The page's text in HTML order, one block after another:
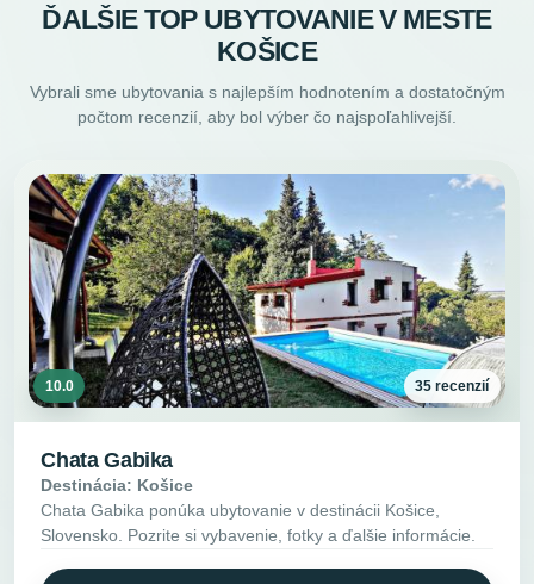
ĎALŠIE TOP UBYTOVANIE V MESTE
KOŠICE
Vybrali sme ubytovania s najlepším hodnotením a dostatočným
počtom recenzií, aby bol výber čo najspoľahlivejší.
10.0 35 recenzií
Chata Gabika
Destinácia: Košice
Chata Gabika ponúka ubytovanie v destinácii Košice,
Slovensko. Pozrite si vybavenie, fotky a ďalšie informácie.